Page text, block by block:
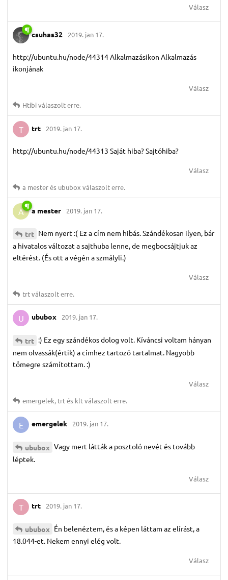
Válasz
csuhas32 2019. jan 17.
http://ubuntu.hu/node/44314 Alkalmazásikon Alkalmazás
ikonjának
Válasz
Htibiválaszolt erre.
T trt 2019. jan 17.
http://ubuntu.hu/node/44313 Saját hiba? Sajtóhiba?
Válasz
a mesterés ububox válaszolt erre.
A a mester 2019. jan 17.
trt Nem nyert :( Ez a cím nem hibás. Szándékosan ilyen, bár
a hivatalos változat a sajthuba lenne, de megbocsájtjuk az
eltérést. (És ott a végén a szmályli.)
Válasz
trtválaszolt erre.
U ububox 2019. jan 17.
trt :) Ez egy szándékos dolog volt. Kíváncsi voltam hányan
nem olvassák(értik) a címhez tartozó tartalmat. Nagyobb
tömegre számítottam. :)
Válasz
emergelek, trtés kltválaszolt erre.
E emergelek 2019. jan 17.
ububox Vagy mert látták a posztoló nevét és tovább
léptek.
Válasz
T trt 2019. jan 17.
ububox Én belenéztem, és a képen láttam az elírást, a
18.044-et. Nekem ennyi elég volt.
Válasz